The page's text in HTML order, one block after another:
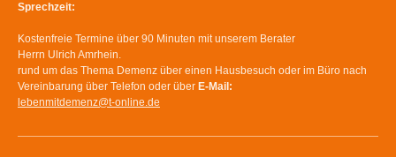
Sprechzeit:
Kostenfreie Termine über 90 Minuten mit unserem Berater
Herrn Ulrich Amrhein.
rund um das Thema Demenz über einen Hausbesuch oder im Büro nach
Vereinbarung über Telefon oder über E-Mail:
lebenmitdemenz@t-online.de